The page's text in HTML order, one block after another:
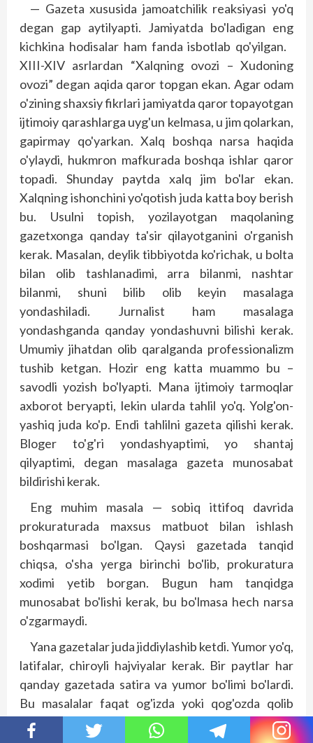
— Gazeta xususida jamoatchilik reaksiyasi yo'q
degan gap aytilyapti. Jamiyatda bo'ladigan eng
kichkina hodisalar ham fanda isbotlab qo'yilgan.
XIII-XIV asrlardan “Xalqning ovozi – Xudoning
ovozi” degan aqida qaror topgan ekan. Agar odam
o'zining shaxsiy fikrlari jamiyatda qaror topayotgan
ijtimoiy qarashlarga uyg'un kelmasa, u jim qolarkan,
gapirmay qo'yarkan. Xalq boshqa narsa haqida
o'ylaydi, hukmron mafkurada boshqa ishlar qaror
topadi. Shunday payt­­da xalq jim bo'lar ekan.
Xalqning ishonchini yo'qotish juda katta boy berish
bu. Usulni topish, yozilayotgan maqolaning
gazetxonga qanday ta'sir qilayotganini o'rganish
kerak. Masalan, deylik tibbiyotda ko'richak, u bolta
bilan olib tashlanadimi, arra bilanmi, nashtar
bilanmi, shuni bilib olib keyin masalaga
yondashiladi. Jurnalist ham masalaga
yondashganda qanday yondashuvni bilishi kerak.
Umumiy jihatdan olib qaralganda professionalizm
tushib ketgan. Hozir eng katta muammo bu –
savodli yozish bo'lyapti. Mana ijtimoiy tarmoqlar
axborot beryapti, lekin ularda tahlil yo'q. Yolg'on-
yashiq juda ko'p. Endi tahlilni gazeta qilishi kerak.
Bloger to'g'ri yondashyaptimi, yo shantaj
qilyaptimi, degan masalaga gazeta munosabat
bildirishi kerak.
Eng muhim masala — sobiq ittifoq davrida
prokuraturada maxsus matbuot bilan ishlash
boshqarmasi bo'lgan. Qaysi gazetada tanqid
chiqsa, o'sha yerga birinchi bo'lib, prokuratura
xodimi yetib borgan. Bugun ham tanqidga
munosabat bo'lishi kerak, bu bo'lmasa hech narsa
o'zgarmaydi.
Yana gazetalar juda jiddiylashib ketdi. Yumor yo'q,
latifalar, chiroyli hajviyalar kerak. Bir payt­lar har
qanday gazetada satira va yumor bo'limi bo'lardi.
Bu masalalar faqat og'izda yoki qog'ozda qolib
ketmasligi kerak.